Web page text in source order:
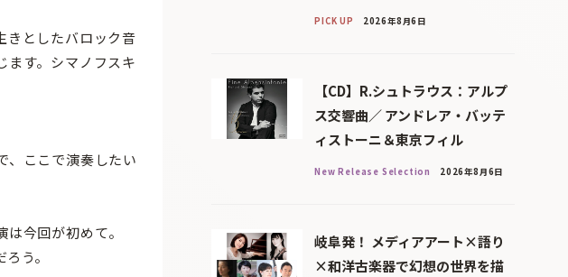
きとしたバロック音
ます。シマノフスキ
、ここで演奏したい
今回が初めて。
う。
PICK UP 2026年8月6日
【CD】R.シュトラウス：アルプ
ス交響曲／ アンドレア・バッテ
ィストーニ＆東京フィル
New Release Selection 2026年8月6日
岐阜発！ メディアアート×語り
×和洋古楽器で幻想の世界を描